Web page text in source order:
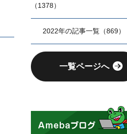
（1378）
2022年の記事一覧（869）
一覧ページへ